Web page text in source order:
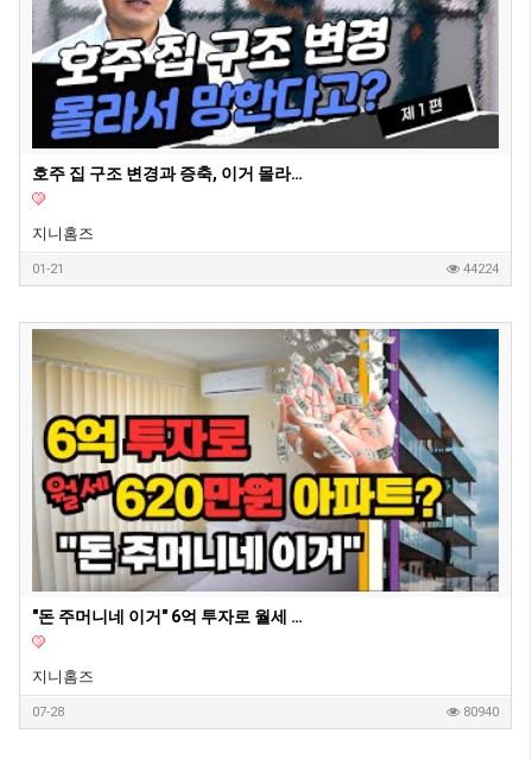
호주 집 구조 변경과 증축, 이거 몰라서 망한다고? - 지니홈즈 부린이 Q&A
지니홈즈
01-21 44224
"돈 주머니네 이거" 6억 투자로 월세 620만원 아파트? | 지니집 에이전트 | 마이크로 아파트먼트
지니홈즈
07-28 80940